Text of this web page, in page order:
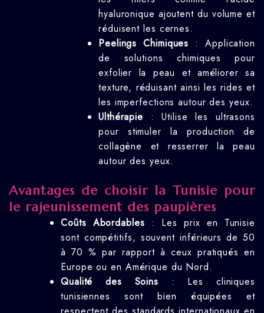
hyaluronique ajoutent du volume et
réduisent les cernes.
Peelings Chimiques : Application
de solutions chimiques pour
exfolier la peau et améliorer sa
texture, réduisant ainsi les rides et
les imperfections autour des yeux.
Ulthérapie : Utilise les ultrasons
pour stimuler la production de
collagène et resserrer la peau
autour des yeux.
Avantages de choisir la Tunisie pour
le rajeunissement des paupières
Coûts Abordables : Les prix en Tunisie
sont compétitifs, souvent inférieurs de 50
à 70 % par rapport à ceux pratiqués en
Europe ou en Amérique du Nord.
Qualité des Soins : Les cliniques
tunisiennes sont bien équipées et